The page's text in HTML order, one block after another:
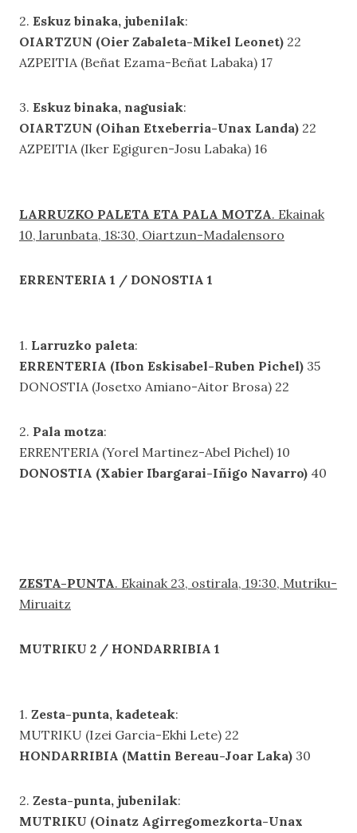
2. Eskuz binaka, jubenilak:
OIARTZUN (Oier Zabaleta-Mikel Leonet) 22
AZPEITIA (Beñat Ezama-Beñat Labaka) 17
3. Eskuz binaka, nagusiak:
OIARTZUN (Oihan Etxeberria-Unax Landa) 22
AZPEITIA (Iker Egiguren-Josu Labaka) 16
LARRUZKO PALETA ETA PALA MOTZA. Ekainak
10, larunbata, 18:30, Oiartzun-Madalensoro
ERRENTERIA 1 / DONOSTIA 1
1. Larruzko paleta:
ERRENTERIA (Ibon Eskisabel-Ruben Pichel) 35
DONOSTIA (Josetxo Amiano-Aitor Brosa) 22
2. Pala motza:
ERRENTERIA (Yorel Martinez-Abel Pichel) 10
DONOSTIA (Xabier Ibargarai-Iñigo Navarro) 40
ZESTA-PUNTA. Ekainak 23, ostirala, 19:30, Mutriku-
Miruaitz
MUTRIKU 2 / HONDARRIBIA 1
1. Zesta-punta, kadeteak:
MUTRIKU (Izei Garcia-Ekhi Lete) 22
HONDARRIBIA (Mattin Bereau-Joar Laka) 30
2. Zesta-punta, jubenilak:
MUTRIKU (Oinatz Agirregomezkorta-Unax